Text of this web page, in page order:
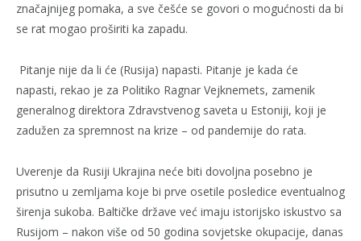
značajnijeg pomaka, a sve češće se govori o mogućnosti da bi
se rat mogao proširiti ka zapadu.
Pitanje nije da li će (Rusija) napasti. Pitanje je kada će
napasti, rekao je za Politiko Ragnar Vejknemets, zamenik
generalnog direktora Zdravstvenog saveta u Estoniji, koji je
zadužen za spremnost na krize – od pandemije do rata.
Uverenje da Rusiji Ukrajina neće biti dovoljna posebno je
prisutno u zemljama koje bi prve osetile posledice eventualnog
širenja sukoba. Baltičke države već imaju istorijsko iskustvo sa
Rusijom – nakon više od 50 godina sovjetske okupacije, danas